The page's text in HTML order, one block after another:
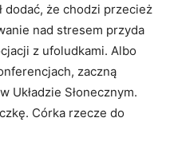
dodać, że chodzi przecież
nad stresem przyda
z ufoludkami. Albo
zaczną
Układzie Słonecznym.
Córka rzecze do